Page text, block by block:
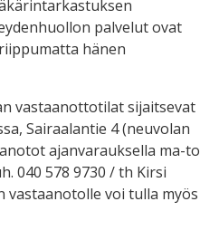
palvelut ovat
hänen
vastaanottotilat sijaitsevat
Sairaalantie 4 (neuvolan
ajanvarauksella ma-to
040 578 9730 / th Kirsi
vastaanotolle voi tulla myös